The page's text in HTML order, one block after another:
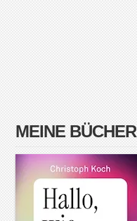
MEINE BÜCHER